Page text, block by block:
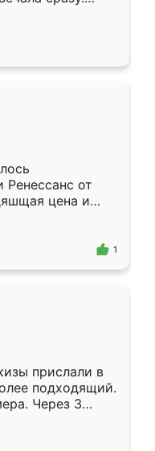
подошёл к
Собрали
даже
от
цена и
Приехавший
самый
1
прислали в
подходящий.
Через 3
Остались
Ренессанс